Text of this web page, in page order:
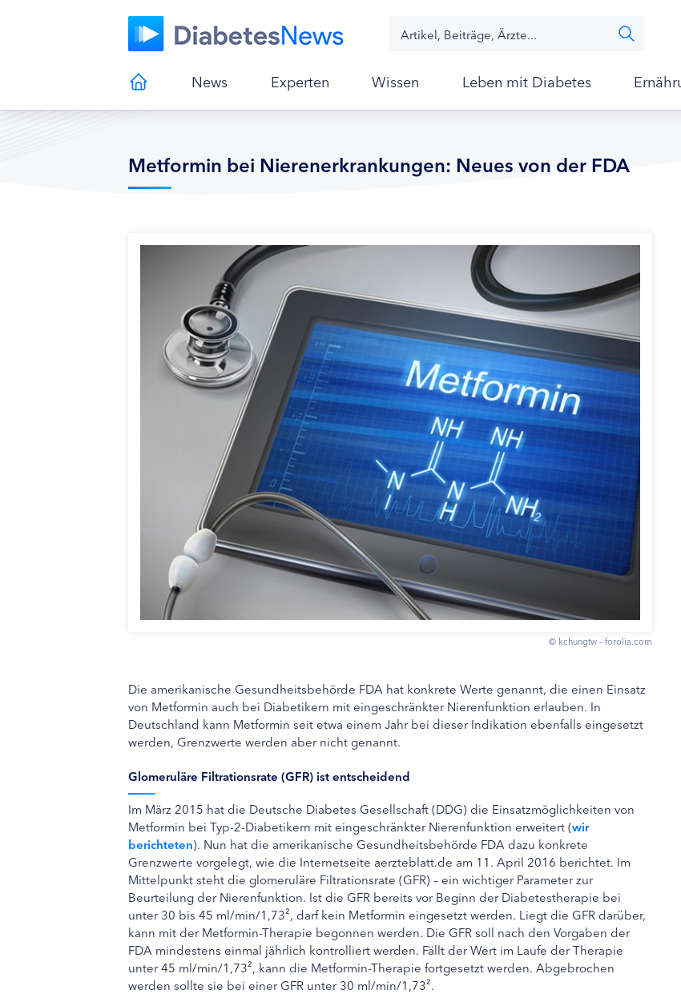
News Experten Wissen Leben mit Diabetes
Metformin bei Nierenerkrankungen: Neues von der FDA
© kchungtw – forolia.com
Die amerikanische Gesundheitsbehörde FDA hat konkrete Werte genannt, die einen Einsatz
von Metformin auch bei Diabetikern mit eingeschränkter Nierenfunktion erlauben. In
Deutschland kann Metformin seit etwa einem Jahr bei dieser Indikation ebenfalls eingesetzt
werden, Grenzwerte werden aber nicht genannt.
Glomeruläre Filtrationsrate (GFR) ist entscheidend
Im März 2015 hat die Deutsche Diabetes Gesellschaft (DDG) die Einsatzmöglichkeiten von
Metformin bei Typ-2-Diabetikern mit eingeschränkter Nierenfunktion erweitert (wir
berichteten). Nun hat die amerikanische Gesundheitsbehörde FDA dazu konkrete
Grenzwerte vorgelegt, wie die Internetseite aerzteblatt.de am 11. April 2016 berichtet. Im
Mittelpunkt steht die glomeruläre Filtrationsrate (GFR) – ein wichtiger Parameter zur
Beurteilung der Nierenfunktion. Ist die GFR bereits vor Beginn der Diabetestherapie bei
unter 30 bis 45 ml/min/1,73², darf kein Metformin eingesetzt werden. Liegt die GFR darüber,
kann mit der Metformin-Therapie begonnen werden. Die GFR soll nach den Vorgaben der
FDA mindestens einmal jährlich kontrolliert werden. Fällt der Wert im Laufe der Therapie
unter 45 ml/min/1,73², kann die Metformin-Therapie fortgesetzt werden. Abgebrochen
werden sollte sie bei einer GFR unter 30 ml/min/1,73².